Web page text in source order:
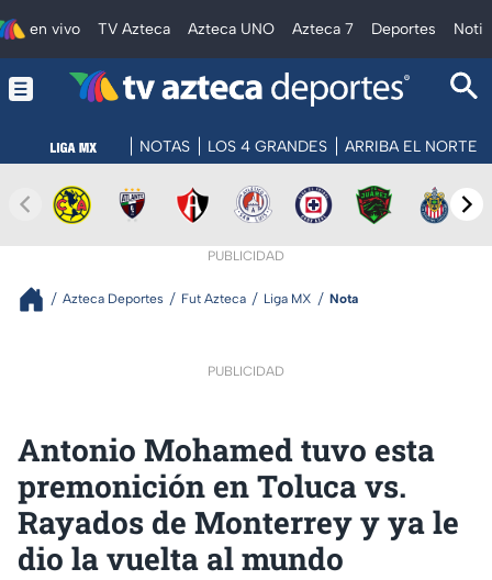
en vivo TV Azteca Azteca UNO Azteca 7 Deportes
NOTAS LOS 4 GRANDES ARRIBA EL NORTE
PUBLICIDAD
Azteca Deportes Fut Azteca Liga MX Nota
PUBLICIDAD
Antonio Mohamed tuvo esta
premonición en Toluca vs.
Rayados de Monterrey y ya le
dio la vuelta al mundo